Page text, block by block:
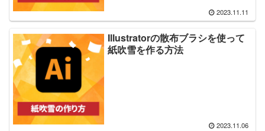
2023.11.11
Illustratorの散布ブラシを使って
紙吹雪を作る方法
2023.11.06